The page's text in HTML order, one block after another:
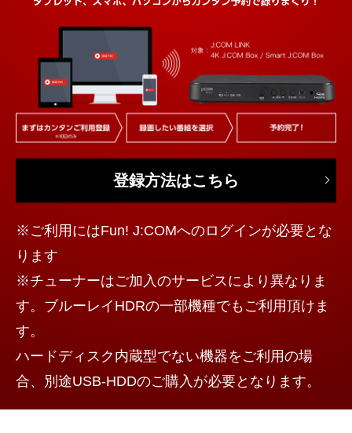
登録方法はこちら
※ご利用にはFun! J:COMへのログインが必要とな
ります
※チューナーはご加入のサービスにより異なりま
す。ブルーレイHDRの一部機種でもご利用頂けま
す。
ハードディスク内蔵型でない機器をご利用の場
合、別途USB-HDDのご購入が必要となります。